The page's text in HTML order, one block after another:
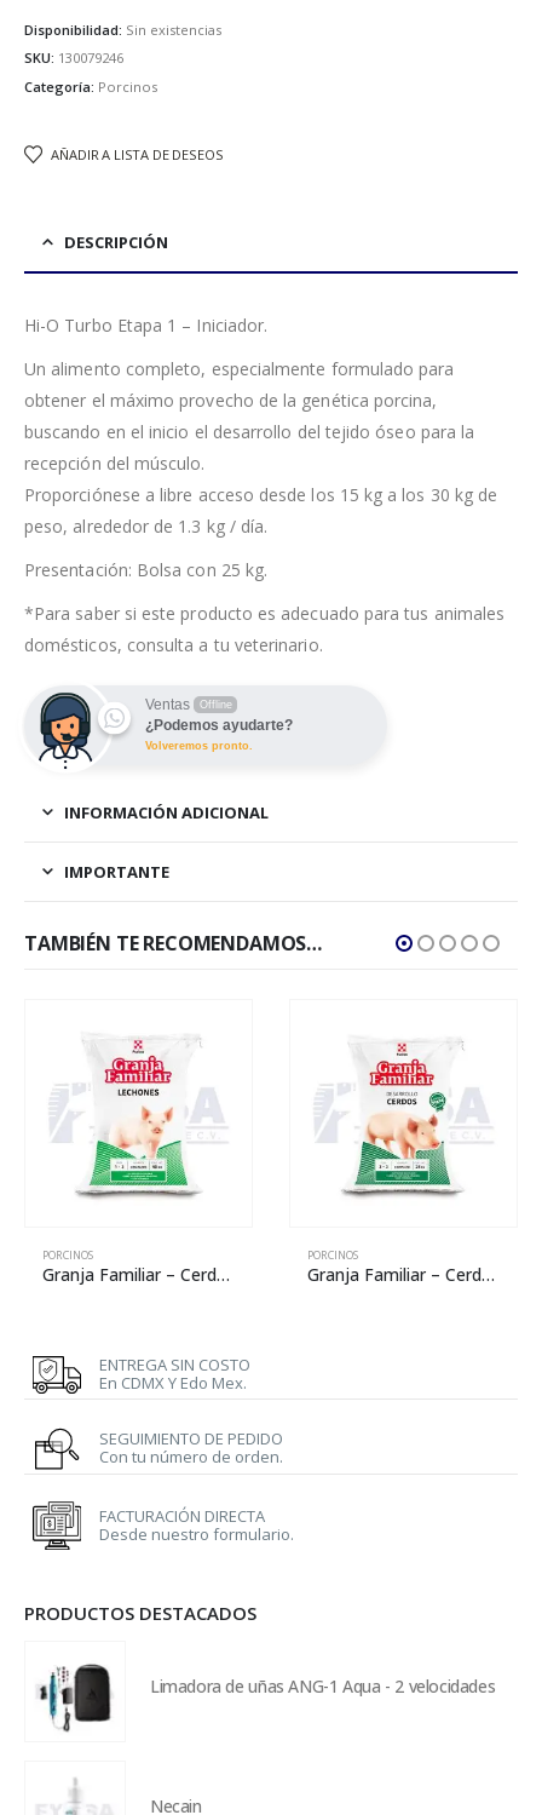
Disponibilidad: Sin existencias
SKU: 130079246
Categoría: Porcinos
AÑADIR A LISTA DE DESEOS
DESCRIPCIÓN
Hi-O Turbo Etapa 1 – Iniciador.
Un alimento completo, especialmente formulado para
obtener el máximo provecho de la genética porcina,
buscando en el inicio el desarrollo del tejido óseo para la
recepción del músculo.
Proporciónese a libre acceso desde los 15 kg a los 30 kg de
peso, alrededor de 1.3 kg / día.
Presentación: Bolsa con 25 kg.
*Para saber si este producto es adecuado para tus animales
domésticos, consulta a tu veterinario.
Ventas Offline
¿Podemos ayudarte?
Volveremos pronto.
INFORMACIÓN ADICIONAL
IMPORTANTE
TAMBIÉN TE RECOMENDAMOS…
PORCINOS
Granja Familiar – Cerdos – Etapa 1 – Inicio – 5 kg
PORCINOS
Granja Familiar – Cerdos – Etapa 2 – Desarrollo – 25 kg
ENTREGA SIN COSTO
En CDMX Y Edo Mex.
SEGUIMIENTO DE PEDIDO
Con tu número de orden.
FACTURACIÓN DIRECTA
Desde nuestro formulario.
PRODUCTOS DESTACADOS
Limadora de uñas ANG-1 Aqua - 2 velocidades
Necain